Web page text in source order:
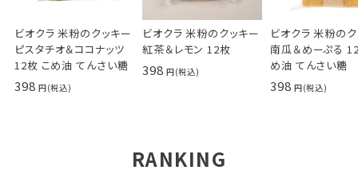
ビオクラ 米粉のクッキー
ピスタチオ＆ココナッツ
12枚 こめ油 てんさい糖
398
ビオクラ 米粉のクッキー
紅茶＆レモン 12枚
398
ビオクラ 米粉の
南瓜＆めーぷる
め油 てんさい糖
398
RANKING